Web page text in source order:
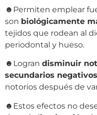
☻Permiten emplear
son biológicamente
tejidos que rodean al
periodontal y hueso.
☻Logran disminuir
secundarios
notorios después de
☻Estos efectos no